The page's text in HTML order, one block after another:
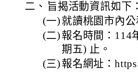
二、 旨揭活動資訊如下：
(一) 就讀桃園市內
(二) 報名時間：114
期五) 止。
(三) 報名網址：